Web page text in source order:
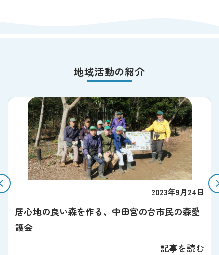
地域活動の紹介
2023年9月24日
居心地の良い森を作る、中田宮の台市民の森愛
護会
記事を読む